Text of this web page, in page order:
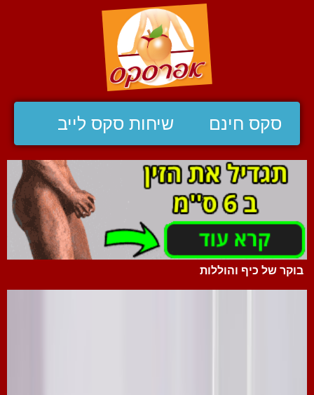
סקס חינם שיחות סקס לייב
בוקר של כיף והוללות